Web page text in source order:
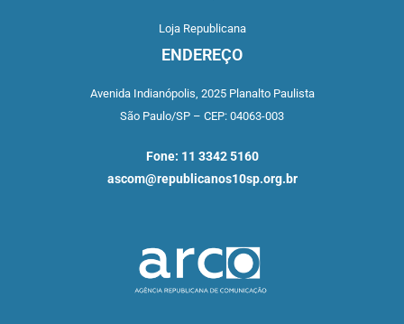
Loja Republicana
ENDEREÇO
Avenida Indianópolis, 2025 Planalto Paulista
São Paulo/SP – CEP: 04063-003
Fone: 11 3342 5160
ascom@republicanos10sp.org.br